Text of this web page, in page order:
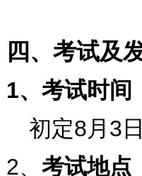
四、考试及
1、 考试时间
初定8月3
2、 考试地点